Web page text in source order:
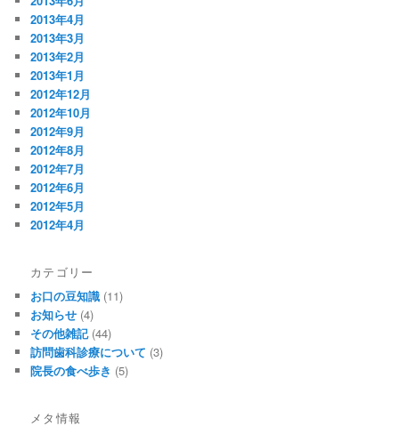
2013年4月
2013年3月
2013年2月
2013年1月
2012年12月
2012年10月
2012年9月
2012年8月
2012年7月
2012年6月
2012年5月
2012年4月
カテゴリー
お口の豆知識 (11)
お知らせ (4)
その他雑記(44)
訪問歯科診療について (3)
院長の食べ歩き (5)
メタ情報